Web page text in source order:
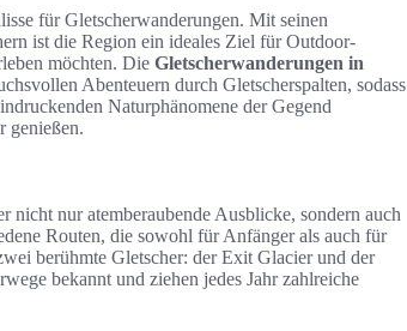
für Gletscherwanderungen. Mit seinen
ist die Region ein ideales Ziel für Outdoor-
möchten. Die Gletscherwanderungen in
Abenteuern durch Gletscherspalten, sodass
Naturphänomene der Gegend
genießen.
nicht nur atemberaubende Ausblicke, sondern auch
Routen, die sowohl für Anfänger als auch für
berühmte Gletscher: der Exit Glacier und der
bekannt und ziehen jedes Jahr zahlreiche